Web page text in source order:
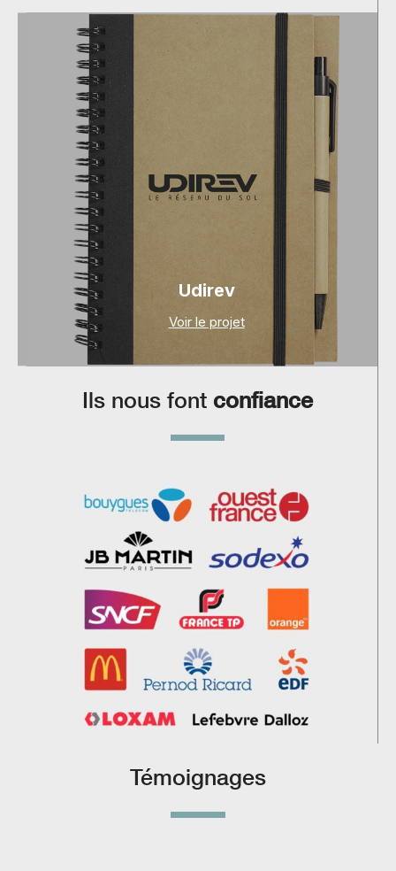
Udirev
Voir le projet
Ils nous font confiance
Témoignages